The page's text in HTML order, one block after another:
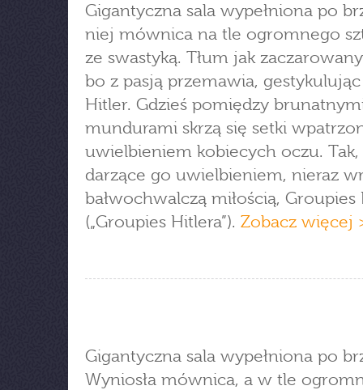
Gigantyczna sala wypełniona po
niej mównica na tle ogromnego
ze swastyką. Tłum jak
bo z pasją przemawia,
Hitler. Gdzieś pomiędzy
mundurami skrzą się setki
uwielbieniem kobiecych oczu.
darzące go uwielbieniem, nieraz
bałwochwalczą miłością, Groupies
(„Groupies Hitlera”). Zobacz więcej
Gigantyczna sala wypełniona po
Wyniosła mównica, a w tle